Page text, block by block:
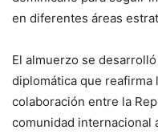
en diferentes áreas
El almuerzo se
diplomática que reafirma
colaboración entre la
comunidad internacional